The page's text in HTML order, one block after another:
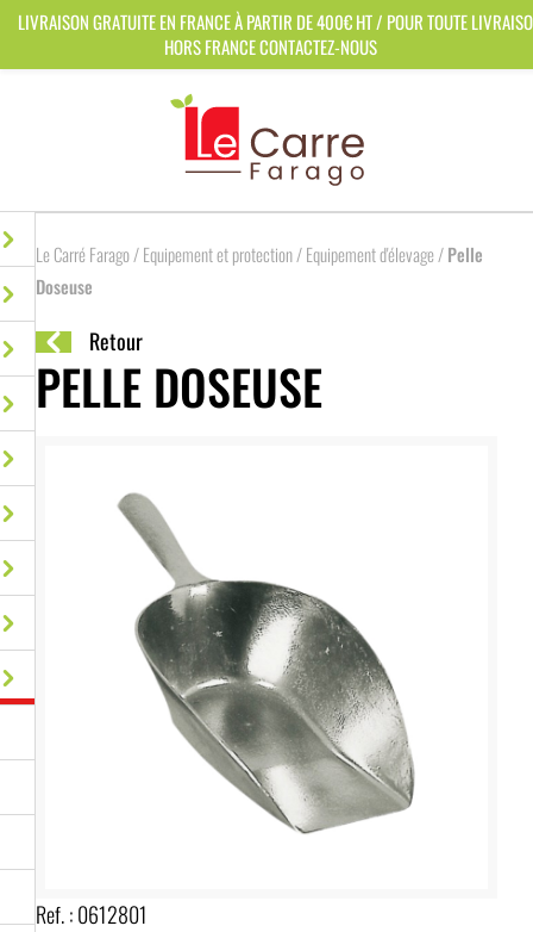
Le Carré Farago/Equipement et protection/Equipement d'élevage/Pelle
Doseuse
Retour
PELLE DOSEUSE
Ref. :0612801
LIVRAISON GRATUITE EN FRANCE À PARTIR DE 400€ HT / POUR TOUTE
HORS FRANCE CONTACTEZ-NOUS
Panneau de gestion des cookies